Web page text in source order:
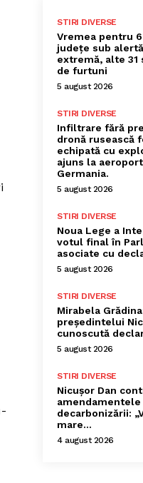
STIRI DIVERSE
Vremea pentru
județe sub
extremă, alte 31
de furtuni
5 august 2026
STIRI DIVERSE
Infiltrare fără
dronă rusească
echipată cu
ajuns la
Germania.
5 august 2026
STIRI DIVERSE
Noua Lege a
votul final în
asociate cu
5 august 2026
STIRI DIVERSE
Mirabela
președintelui
cunoscută
5 august 2026
STIRI DIVERSE
Nicușor Dan
amendamentele
decarbonizării:
mare…
4 august 2026